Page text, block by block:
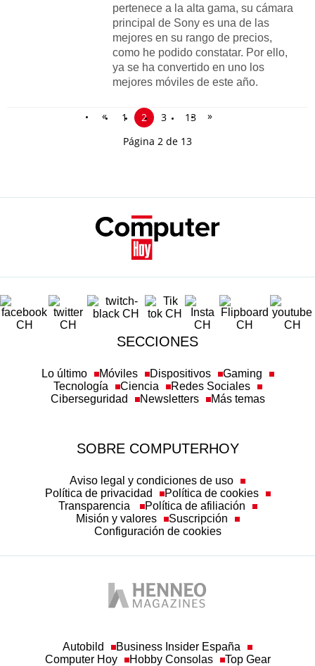
pertenece a la alta gama, su cámara
principal de Sony es una de las
mejores en su rango de precios,
como he podido constatar. Por ello,
ya se ha convertido en uno los
mejores móviles de este año.
« 1 2 3 13
»
Página 2 de 13
SECCIONES
Lo último Móviles Dispositivos
Gaming
Tecnología
Ciencia
Redes Sociales
Ciberseguridad
Newsletters Más temas
SOBRE COMPUTERHOY
Aviso legal y condiciones de uso
Política de privacidad
Política de cookies
Transparencia
Política de afiliación
Misión y valores
Suscripción
Configuración de cookies
Autobild
Business Insider España
Computer Hoy
Hobby Consolas Top Gear